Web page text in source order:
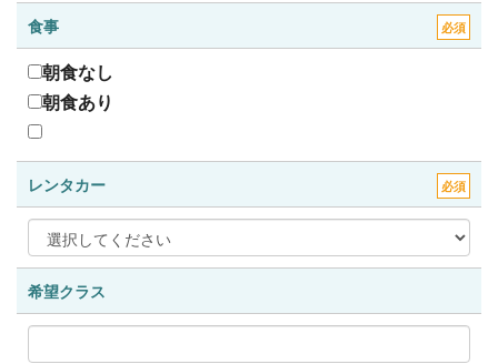
食事 必須
朝食なし
朝食あり
レンタカー 必須
希望クラス